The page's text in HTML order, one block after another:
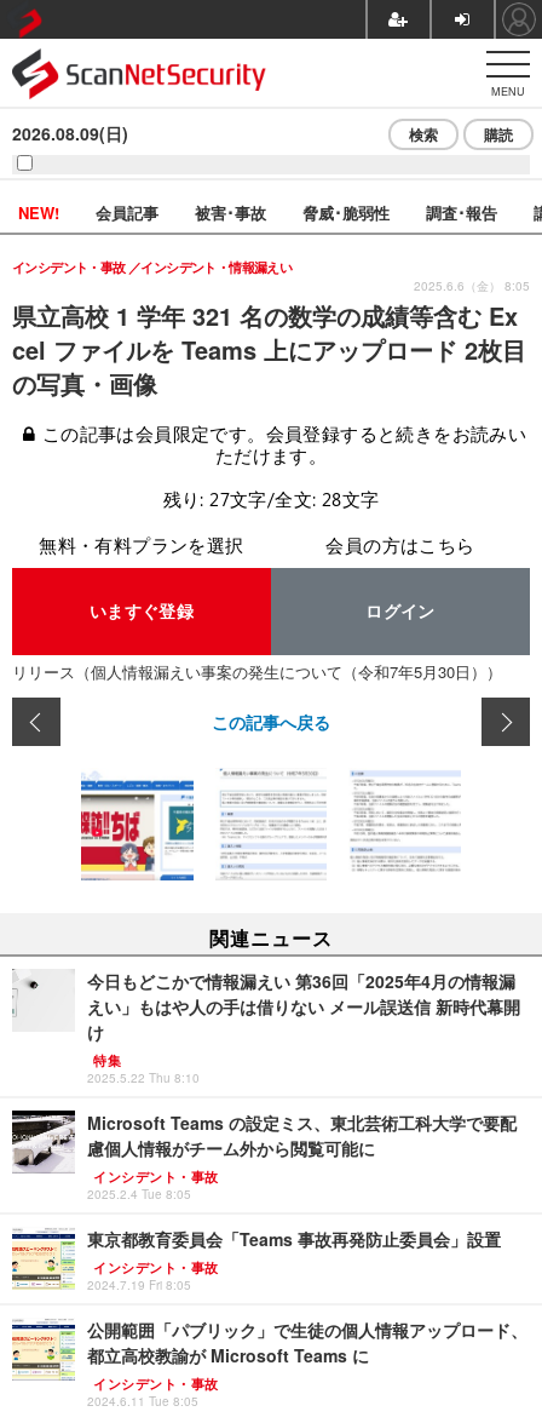
MENU
2026.08.09(日) 検索 購読
NEW! 会員記事 被害･事故 脅威･脆弱性 調査･報告
県立高校 1 学年 321 名の数学の成績等含む Ex
cel ファイルを Teams 上にアップロード 2枚目
の写真・画像
インシデント・事故 インシデント・情報漏えい
2025.6.6（金） 8:05
この記事は会員限定です。会員登録すると続きをお読みい
ただけます。
残り: 27文字/全文: 28文字
無料・有料プランを選択
いますぐ登録
会員の方はこちら
ログイン
リリース（個人情報漏えい事案の発生について（令和7年5月30日））
この記事へ戻る
関連ニュース
今日もどこかで情報漏えい 第36回「2025年4月の情報漏
えい」もはや人の手は借りない メール誤送信 新時代幕開
け
特集
2025.5.22 Thu 8:10
Microsoft Teams の設定ミス、東北芸術工科大学で要配
慮個人情報がチーム外から閲覧可能に
インシデント・事故
2025.2.4 Tue 8:05
東京都教育委員会「Teams 事故再発防止委員会」設置
インシデント・事故
2024.7.19 Fri 8:05
公開範囲「パブリック」で生徒の個人情報アップロード、
都立高校教諭が Microsoft Teams に
インシデント・事故
2024.6.11 Tue 8:05